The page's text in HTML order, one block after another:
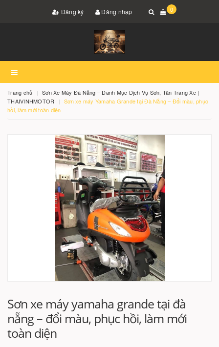
Đăng ký Đăng nhập 0
Trang chủ
Sơn Xe Máy Đà Nẵng – Danh Mục Dịch Vụ Sơn, Tân Trang Xe |
THAIVINHMOTOR
Sơn xe máy Yamaha Grande tại Đà Nẵng – Đổi màu, phục
hồi, làm mới toàn diện
Sơn xe máy yamaha grande tại đà
nẵng – đổi màu, phục hồi, làm mới
toàn diện